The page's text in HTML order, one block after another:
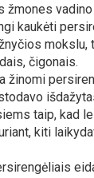
vadino
kaukėti
mokslu,
čigonais.
žinomi
taip, kad
kiti